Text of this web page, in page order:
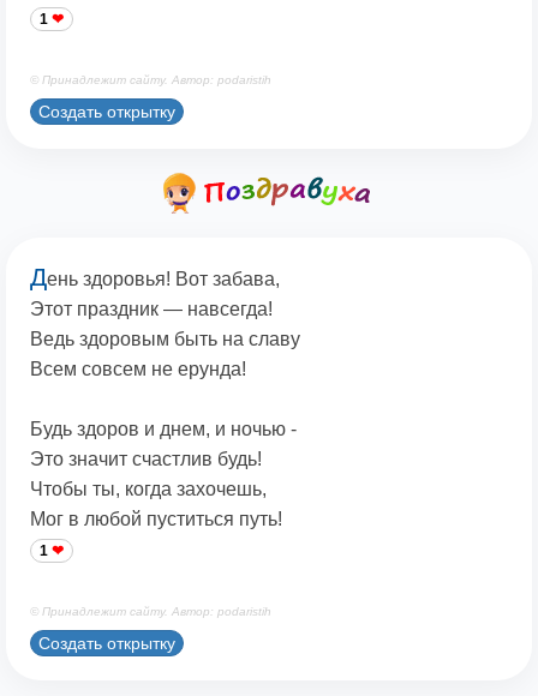
1
© Принадлежит сайту. Автор: podaristih
Создать открытку
День здоровья! Вот забава,
Этот праздник — навсегда!
Ведь здоровым быть на славу
Всем совсем не ерунда!
Будь здоров и днем, и ночью -
Это значит счастлив будь!
Чтобы ты, когда захочешь,
Мог в любой пуститься путь!
1
© Принадлежит сайту. Автор: podaristih
Создать открытку